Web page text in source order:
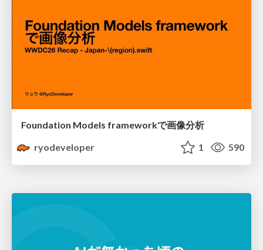
Foundation Models frameworkで画像分析
ryodeveloper
1 590